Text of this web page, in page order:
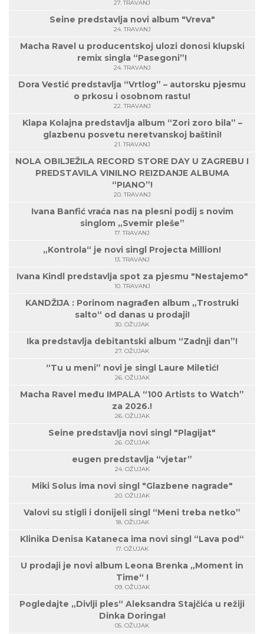
27. TRAVANJ
Seine predstavlja novi album "Vreva"
24. TRAVANJ
Macha Ravel u producentskoj ulozi donosi klupski
remix singla “Pasegoni”!
24. TRAVANJ
Dora Vestić predstavlja “Vrtlog” – autorsku pjesmu
o prkosu i osobnom rastu!
22. TRAVANJ
Klapa Kolajna predstavlja album “Zori zoro bila” –
glazbenu posvetu neretvanskoj baštini!
21. TRAVANJ
NOLA OBILJEŽILA RECORD STORE DAY U ZAGREBU I
PREDSTAVILA VINILNO REIZDANJE ALBUMA
“PIANO”!
20. TRAVANJ
Ivana Banfić vraća nas na plesni podij s novim
singlom „Svemir pleše”
17. TRAVANJ
„Kontrola“ je novi singl Projecta Million!
13. TRAVANJ
Ivana Kindl predstavlja spot za pjesmu "Nestajemo"
10. TRAVANJ
KANDŽIJA : Porinom nagrađen album „Trostruki
salto“ od danas u prodaji!
30. OŽUJAK
Ika predstavlja debitantski album “Zadnji dan”!
27. OŽUJAK
“Tu u meni” novi je singl Laure Miletić!
26. OŽUJAK
Macha Ravel među IMPALA “100 Artists to Watch”
za 2026.!
26. OŽUJAK
Seine predstavlja novi singl "Plagijat"
26. OŽUJAK
eugen predstavlja “vjetar”
24. OŽUJAK
Miki Solus ima novi singl "Glazbene nagrade"
20. OŽUJAK
Valovi su stigli i donijeli singl “Meni treba netko”
18. OŽUJAK
Klinika Denisa Kataneca ima novi singl “Lava pod“
17. OŽUJAK
U prodaji je novi album Leona Brenka „Moment in
Time“ !
09. OŽUJAK
Pogledajte „Divlji ples“ Aleksandra Stajčića u režiji
Dinka Doringa!
05. OŽUJAK